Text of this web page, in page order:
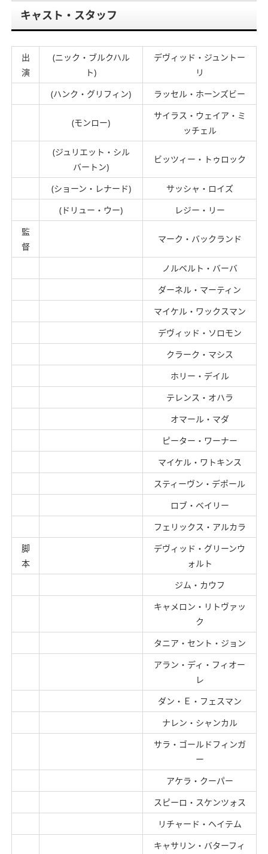
キャスト・スタッフ
出
演
(ニック・ブルクハル
ト)
デヴィッド・ジュントー
リ
(ハンク・グリフィン)
ラッセル・ホーンズビー
(モンロー)
サイラス・ウェイア・ミ
ッチェル
(ジュリエット・シル
バートン)
ビッツィー・トゥロック
(ショーン・レナード)
サッシャ・ロイズ
(ドリュー・ウー)
レジー・リー
監
督
マーク・バックランド
ノルベルト・バーバ
ダーネル・マーティン
マイケル・ワックスマン
デヴィッド・ソロモン
クラーク・マシス
ホリー・デイル
テレンス・オハラ
オマール・マダ
ピーター・ワーナー
マイケル・ワトキンス
スティーヴン・デポール
ロブ・ベイリー
フェリックス・アルカラ
脚
本
デヴィッド・グリーンウ
ォルト
ジム・カウフ
キャメロン・リトヴァッ
ク
タニア・セント・ジョン
アラン・ディ・フィオー
レ
ダン・Ｅ・フェスマン
ナレン・シャンカル
サラ・ゴールドフィンガ
ー
アケラ・クーパー
スピーロ・スケンツォス
リチャード・ヘイテム
キャサリン・バターフィ